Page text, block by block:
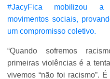
#JacyFica mobilizou a
movimentos sociais,
um compromisso coletivo.
“Quando sofremos
primeiras violências é a
vivemos “não foi racismo”.